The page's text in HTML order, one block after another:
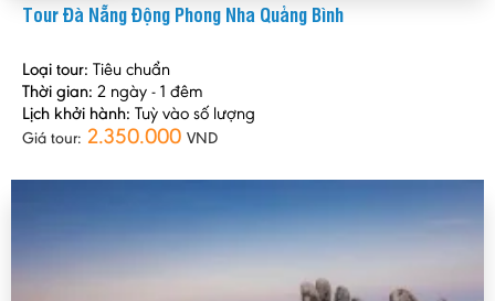
Tour Đà Nẵng Động Phong Nha Quảng Bình
Loại tour: Tiêu chuẩn
Thời gian: 2 ngày - 1 đêm
Lịch khởi hành: Tuỳ vào số lượng
Giá tour: 2.350.000 VND